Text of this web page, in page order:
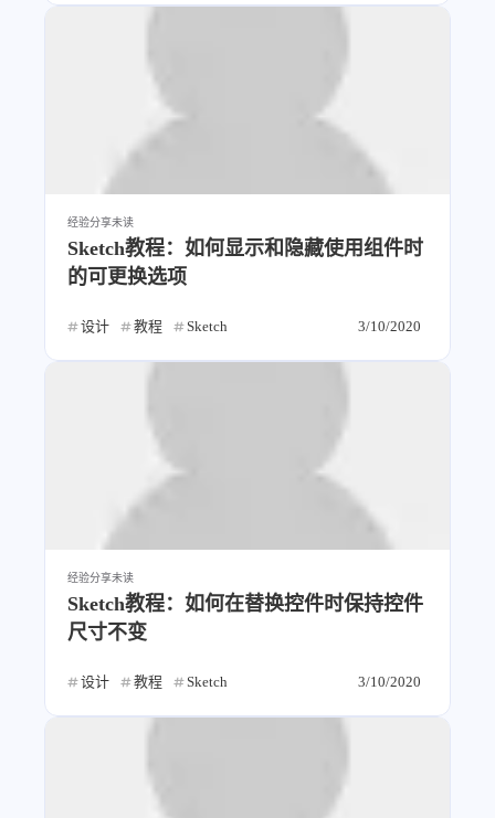
经验分享未读
Sketch教程：如何显示和隐藏使用组件时
的可更换选项
设计 教程 Sketch 3/10/2020
经验分享未读
Sketch教程：如何在替换控件时保持控件
尺寸不变
设计 教程 Sketch 3/10/2020